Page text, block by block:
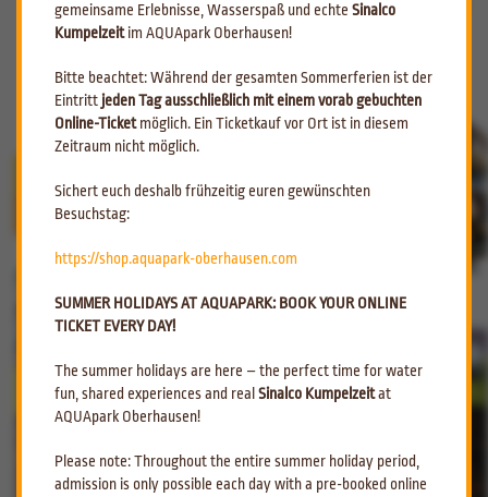
gemeinsame Erlebnisse, Wasserspaß und echte Sinalco
Kumpelzeitim AQUApark Oberhausen!
Bitte beachtet: Während der gesamten Sommerferien ist der
Eintrittjeden Tag ausschließlich mit einem vorab gebuchten
Online-Ticketmöglich. Ein Ticketkauf vor Ort ist in diesem
Zeitraum nicht möglich.
Sichert euch deshalb frühzeitig euren gewünschten
Besuchstag:
https://shop.aquapark-oberhausen.com
SUMMER HOLIDAYS AT AQUAPARK: BOOK YOUR ONLINE
TICKET EVERY DAY!
The summer holidays are here – the perfect time for water
fun, shared experiences and real Sinalco Kumpelzeitat
AQUApark Oberhausen!
Please note: Throughout the entire summer holiday period,
admission is only possible each day with a pre-booked online
GLÜCK AUF!
TAUCH AB!
Anmeldung
WASSERGYMNASTIK PAUSIERT WÄHREND
SOMMERFERIEN TÄGLICH ONLINE-
TICKETING
FOTO- UND VIDEOAUFNAHMEN IM
WASSERGYMNASTIK PAUSIERT WÄHREND
DER SOM
EUROPAWEIT EINMALIG!